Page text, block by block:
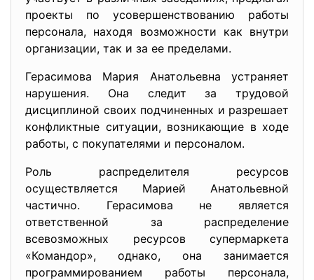
проекты по усовершенствованию работы
персонала, находя возможности как внутри
организации, так и за ее пределами.
Герасимова Мария Анатольевна устраняет
нарушения. Она следит за трудовой
дисциплиной своих подчиненных и разрешает
конфликтные ситуации, возникающие в ходе
работы, с покупателями и персоналом.
Роль распределителя ресурсов
осуществляется Марией Анатольевной
частично. Герасимова не является
ответственной за распределение
всевозможных ресурсов супермаркета
«Командор», однако, она занимается
программированием работы персонала,